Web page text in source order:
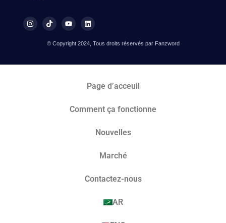
© Copyright 2024, Tous droits réservés par Fanzword
Page d’acceuil
Comment ça fonctionne
Nouvelles
Marché​
Contactez-nous
AR